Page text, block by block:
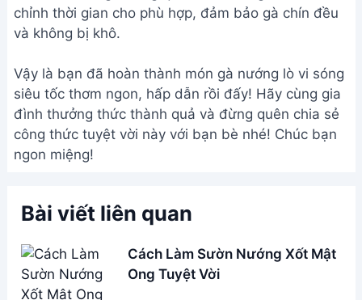
chỉnh thời gian cho phù hợp, đảm bảo gà chín đều
và không bị khô.
Vậy là bạn đã hoàn thành món gà nướng lò vi sóng
siêu tốc thơm ngon, hấp dẫn rồi đấy! Hãy cùng gia
đình thưởng thức thành quả và đừng quên chia sẻ
công thức tuyệt vời này với bạn bè nhé! Chúc bạn
ngon miệng!
Bài viết liên quan
Cách Làm Sườn Nướng Xốt Mật
Ong Tuyệt Vời